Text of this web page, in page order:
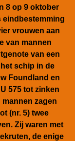
8 op 9 oktober
eindbestemming
vrouwen aan
van mannen
van een
schip in de
Foundland en
575 tot zinken
zagen
(nr. 5) twee
Zij waren met
de enige